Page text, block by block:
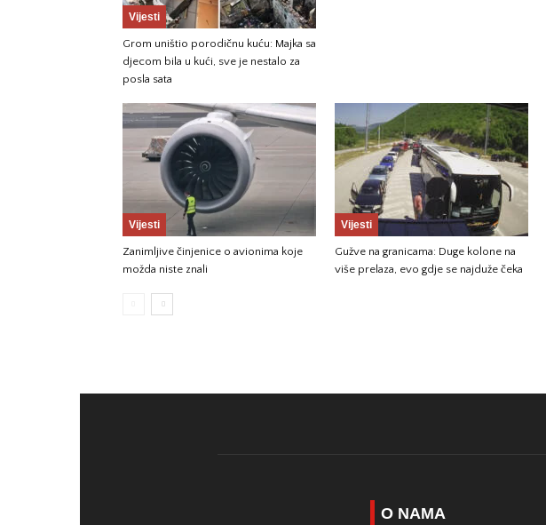
Vijesti
Grom uništio porodičnu kuću: Majka sa
djecom bila u kući, sve je nestalo za
posla sata
Vijesti
Zanimljive činjenice o avionima koje
možda niste znali
Vijesti
Gužve na granicama: Duge kolone na
više prelaza, evo gdje se najduže čeka
O NAMA